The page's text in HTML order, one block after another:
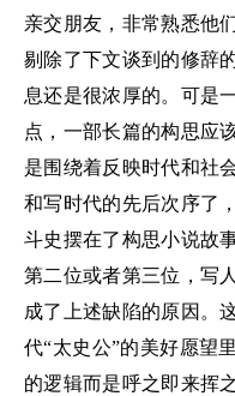
亲交朋友，非常熟悉他
剔除了下文谈到的修辞
息还是很浓厚的。可是
点，一部长篇的构思应
是围绕着反映时代和社
和写时代的先后次序了
斗史摆在了构思小说故
第二位或者第三位，写
成了上述缺陷的原因。
代“太史公”的美好愿望
的逻辑而是呼之即来挥